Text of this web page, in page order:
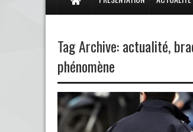
Tag Archive:actualité,
phénomène